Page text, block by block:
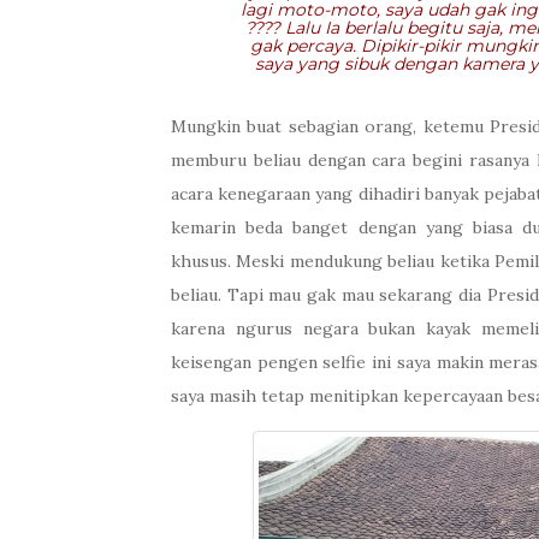
lagi moto-moto, saya udah gak
???? Lalu Ia berlalu begitu saja,
gak percaya. Dipikir-pikir
saya yang sibuk dengan kamera
Mungkin buat sebagian orang, ketemu
memburu beliau dengan cara begini
acara kenegaraan yang dihadiri banyak
kemarin beda banget dengan yang biasa
khusus. Meski mendukung beliau ketika
beliau. Tapi mau gak mau sekarang dia
karena ngurus negara bukan kayak
keisengan pengen selfie ini saya makin
saya masih tetap menitipkan kepercayaan